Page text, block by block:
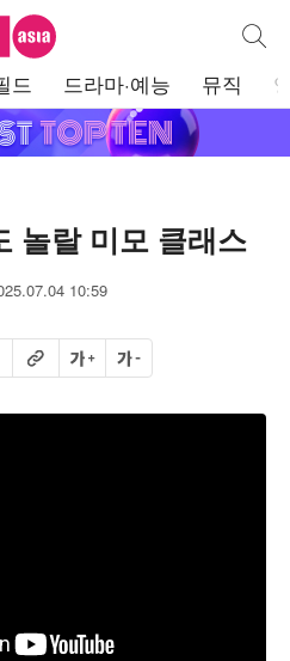
아시아 통합
드 드라마·예능 뮤직
놀랄 미모 클래스
10:59
하기
공유하기
URL복사글자 크게글자 작게